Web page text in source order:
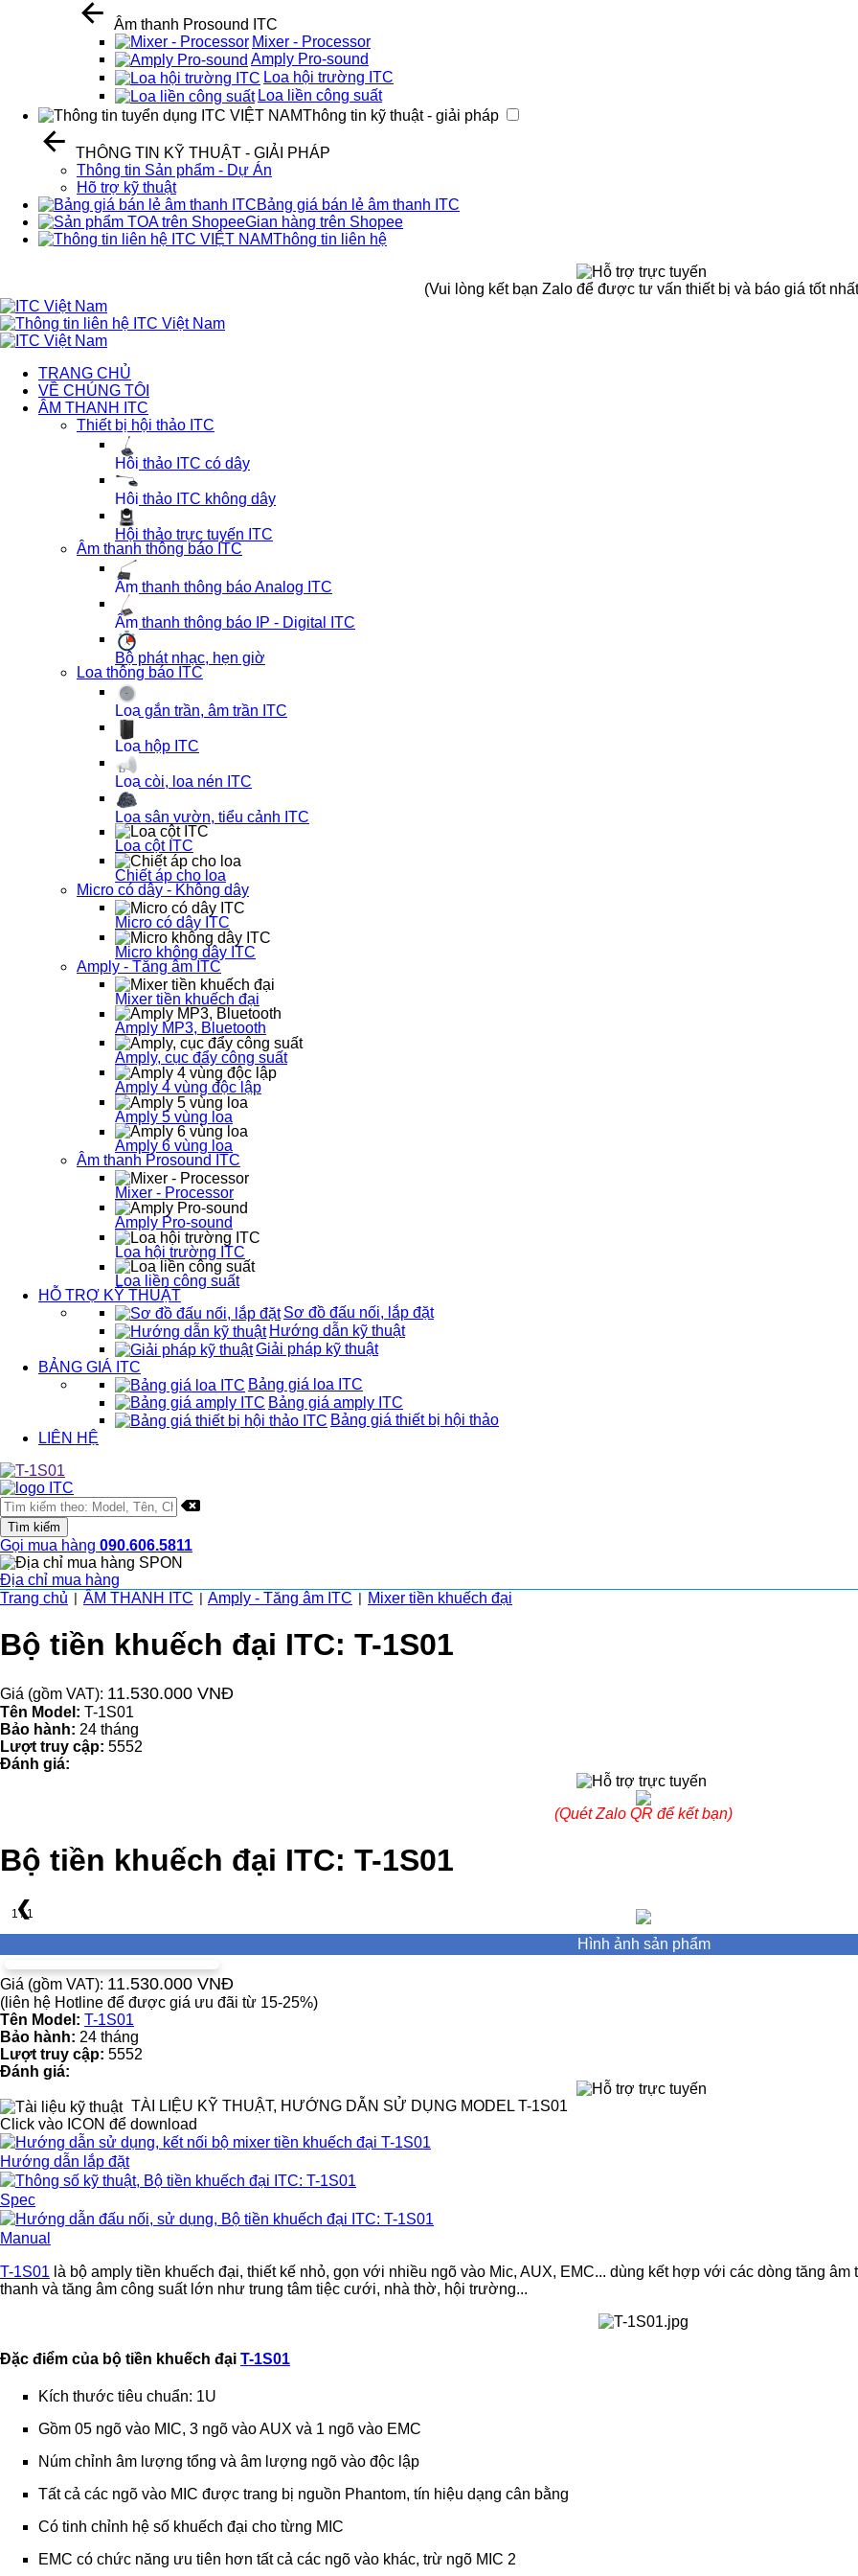
Âm thanh Prosound ITC
Mixer - Processor
Amply Pro-sound
Loa hội trường ITC
Loa liền công suất
Thông tin kỹ thuật - giải pháp
THÔNG TIN KỸ THUẬT - GIẢI PHÁP
Thông tin Sản phẩm - Dự Án
Hõ trợ kỹ thuật
Bảng giá bán lẻ âm thanh ITC
Gian hàng trên Shopee
Thông tin liên hệ
(Vui lòng kết bạn Zalo để được tư vấn thiết bị và báo giá tốt
TRANG CHỦ
VỀ CHÚNG TÔI
ÂM THANH ITC
Thiết bị hội thảo ITC
Hội thảo ITC có dây
Hội thảo ITC không dây
Hội thảo trực tuyến ITC
Âm thanh thông báo ITC
Âm thanh thông báo Analog ITC
Âm thanh thông báo IP - Digital ITC
Bộ phát nhạc, hẹn giờ
Loa thông báo ITC
Loa gắn trần, âm trần ITC
Loa hộp ITC
Loa còi, loa nén ITC
Loa sân vườn, tiểu cảnh ITC
Loa cột ITC
Chiết áp cho loa
Micro có dây - Không dây
Micro có dây ITC
Micro không dây ITC
Amply - Tăng âm ITC
Mixer tiền khuếch đại
Amply MP3, Bluetooth
Amply, cục đẩy công suất
Amply 4 vùng độc lập
Amply 5 vùng loa
Amply 6 vùng loa
Âm thanh Prosound ITC
Mixer - Processor
Amply Pro-sound
Loa hội trường ITC
Loa liền công suất
HỖ TRỢ KỸ THUẬT
Sơ đồ đấu nối, lắp đặt
Hướng dẫn kỹ thuật
Giải pháp kỹ thuật
BẢNG GIÁ ITC
Bảng giá loa ITC
Bảng giá amply ITC
Bảng giá thiết bị hội thảo
LIÊN HỆ
Gọi mua hàng 090.606.5811
Địa chỉ mua hàng
Trang chủ
ÂM THANH ITC Amply - Tăng âm ITC Mixer tiền khuếch đại
Bộ tiền khuếch đại ITC: T-1S01
Giá (gồm VAT): 11.530.000 VNĐ
Tên Model: T-1S01
Bảo hành: 24 tháng
Lượt truy cập: 5552
Đánh giá:
(Quét Zalo QR để kết bạn)
Bộ tiền khuếch đại ITC: T-1S01
1 / 1
❮
Hình ảnh sản phẩm
Giá (gồm VAT): 11.530.000 VNĐ
(liên hệ Hotline để được giá ưu đãi từ 15-25%)
Tên Model: T-1S01
Bảo hành: 24 tháng
Lượt truy cập: 5552
Đánh giá:
TÀI LIỆU KỸ THUẬT, HƯỚNG DẪN SỬ DỤNG MODEL T-1S01
Click vào ICON để download
Hướng dẫn lắp đặt
Spec
Manual
T-1S01 là bộ amply tiền khuếch đại, thiết kế nhỏ, gọn với nhiều ngõ vào Mic, AUX, EMC... dùng kết hợp với các dòng tăng
thanh và tăng âm công suất lớn như trung tâm tiệc cưới, nhà thờ, hội trường...
Đặc điểm của bộ tiền khuếch đại T-1S01
Kích thước tiêu chuẩn: 1U
Gồm 05 ngõ vào MIC, 3 ngõ vào AUX và 1 ngõ vào EMC
Núm chỉnh âm lượng tổng và âm lượng ngõ vào độc lập
Tất cả các ngõ vào MIC được trang bị nguồn Phantom, tín hiệu dạng cân bằng
Có tinh chỉnh hệ số khuếch đại cho từng MIC
EMC có chức năng ưu tiên hơn tất cả các ngõ vào khác, trừ ngõ MIC 2